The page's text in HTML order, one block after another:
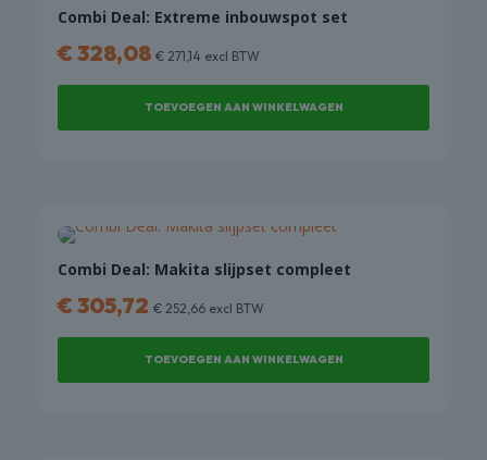
Combi Deal: Extreme inbouwspot set
€328,08 € 271,14 excl BTW
TOEVOEGEN AAN WINKELWAGEN
Combi Deal: Makita slijpset compleet
€305,72 € 252,66 excl BTW
TOEVOEGEN AAN WINKELWAGEN